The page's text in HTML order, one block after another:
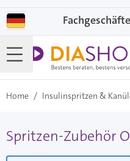
Fachgeschäfte
Home / Insulinspritzen &
Spritzen-Zubehör